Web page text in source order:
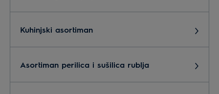
Kuhinjski asortiman
Asortiman perilica i sušilica rublja